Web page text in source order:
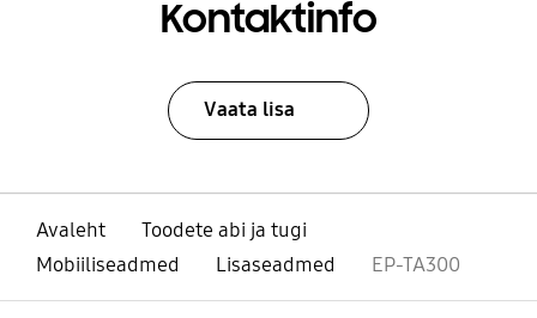
Kontaktinfo
Vaata lisa
Avaleht
Toodete abi ja tugi
Mobiiliseadmed
Lisaseadmed EP-TA300